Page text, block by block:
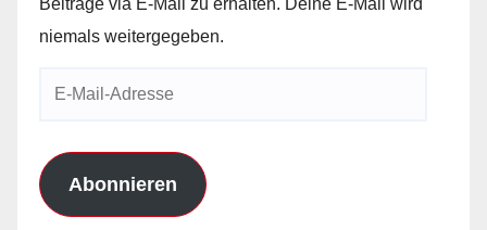
Beiträge via E-Mail zu erhalten. Deine E-Mail wird
niemals weitergegeben.
Abonnieren